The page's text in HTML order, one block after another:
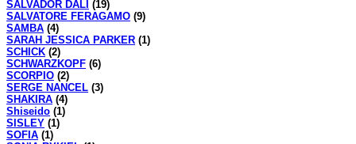
SALVADOR DALI (19)
SALVATORE FERAGAMO (9)
SAMBA (4)
SARAH JESSICA PARKER (1)
SCHICK (2)
SCHWARZKOPF (6)
SCORPIO (2)
SERGE NANCEL (3)
SHAKIRA (4)
Shiseido (1)
SISLEY (1)
SOFIA (1)